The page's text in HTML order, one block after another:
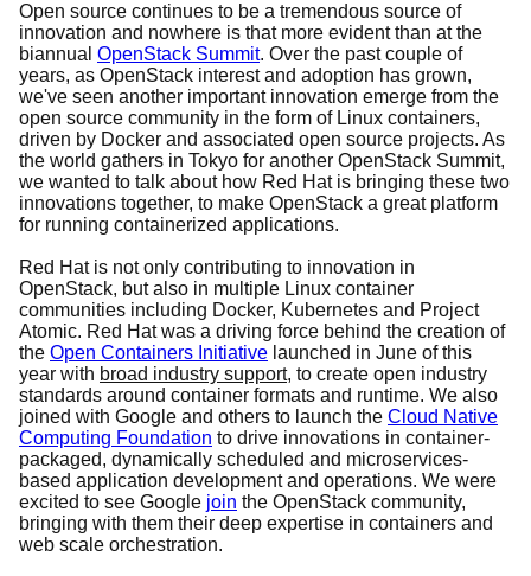
Open source continues to be a tremendous source of
innovation and nowhere is that more evident than at the
biannual OpenStack Summit. Over the past couple of
years, as OpenStack interest and adoption has grown,
we've seen another important innovation emerge from the
open source community in the form of Linux containers,
driven by Docker and associated open source projects. As
the world gathers in Tokyo for another OpenStack Summit,
we wanted to talk about how Red Hat is bringing these two
innovations together, to make OpenStack a great platform
for running containerized applications.
Red Hat is not only contributing to innovation in
OpenStack, but also in multiple Linux container
communities including Docker, Kubernetes and Project
Atomic. Red Hat was a driving force behind the creation of
the Open Containers Initiative launched in June of this
year with broad industry support, to create open industry
standards around container formats and runtime. We also
joined with Google and others to launch the Cloud Native
Computing Foundation to drive innovations in container-
packaged, dynamically scheduled and microservices-
based application development and operations. We were
excited to see Google join the OpenStack community,
bringing with them their deep expertise in containers and
web scale orchestration.